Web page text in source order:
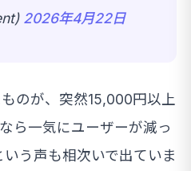
2026年4月22日
のが、突然15,000円以上
ら一気にユーザーが減っ
う声も相次いで出ていま